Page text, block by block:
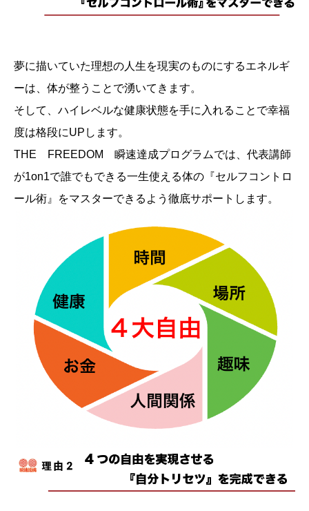
夢に描いていた理想の人生を現実のものにするエネルギ
ーは、体が整うことで湧いてきます。
そして、ハイレベルな健康状態を手に入れることで幸福
度は格段にUPします。
THE FREEDOM 瞬速達成プログラムでは、代表講師
が1on1で誰でもできる一生使える体の『セルフコントロ
ール術』をマスターできるよう徹底サポートします。